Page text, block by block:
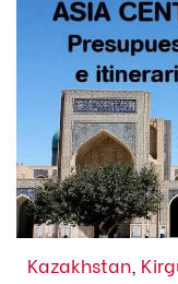
Kazakhstan,